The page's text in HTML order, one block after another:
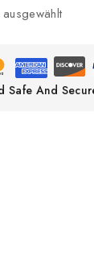
Safe And